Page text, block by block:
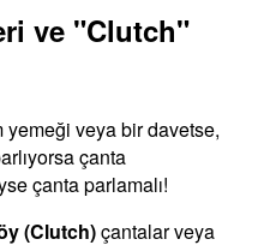
ve "Clutch"
yemeği veya bir davetse,
çanta
çanta parlamalı!
(Clutch)çantalar veya